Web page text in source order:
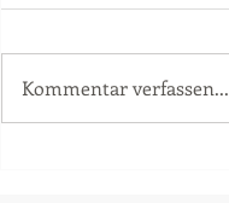
Kommentar verfassen...